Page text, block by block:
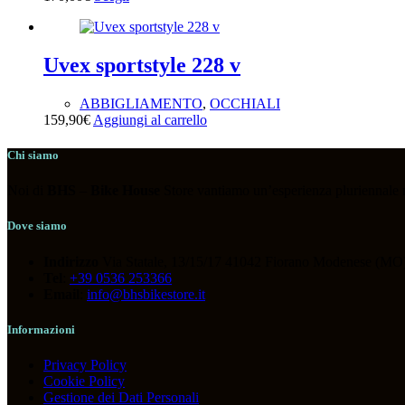
Uvex sportstyle 228 v
ABBIGLIAMENTO, OCCHIALI
159,90€ Aggiungi al carrello
Chi siamo
Dove siamo
+39 0536 253366
info@bhsbikestore.it
Informazioni
Privacy Policy
Cookie Policy
Gestione dei Dati Personali